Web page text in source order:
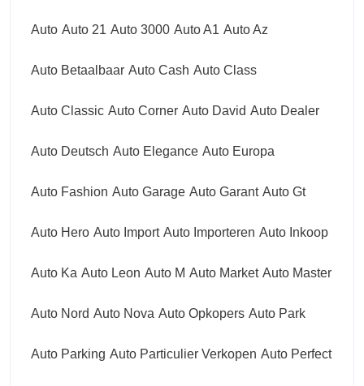
Auto Auto 21 Auto 3000 Auto A1 Auto Az
Auto Betaalbaar Auto Cash Auto Class
Auto Classic Auto Corner Auto David Auto Dealer
Auto Deutsch Auto Elegance Auto Europa
Auto Fashion Auto Garage Auto Garant Auto Gt
Auto Hero Auto Import Auto Importeren Auto Inkoop
Auto Ka Auto Leon Auto M Auto Market Auto Master
Auto Nord Auto Nova Auto Opkopers Auto Park
Auto Parking Auto Particulier Verkopen Auto Perfect